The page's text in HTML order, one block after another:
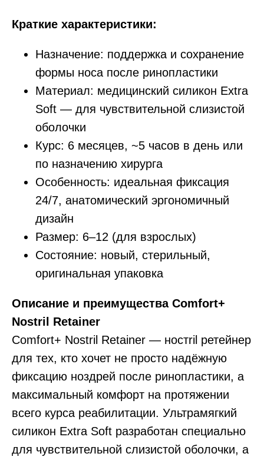
Краткие характеристики:
Назначение: поддержка и сохранение
формы носа после ринопластики
Материал: медицинский силикон Extra
Soft — для чувствительной слизистой
оболочки
Курс: 6 месяцев, ~5 часов в день или
по назначению хирурга
Особенность: идеальная фиксация
24/7, анатомический эргономичный
дизайн
Размер: 6–12 (для взрослых)
Состояние: новый, стерильный,
оригинальная упаковка
Описание и преимущества Comfort+
Nostril Retainer
Comfort+ Nostril Retainer — ностril ретейнер
для тех, кто хочет не просто надёжную
фиксацию ноздрей после ринопластики, а
максимальный комфорт на протяжении
всего курса реабилитации. Ультрамягкий
силикон Extra Soft разработан специально
для чувствительной слизистой оболочки, а